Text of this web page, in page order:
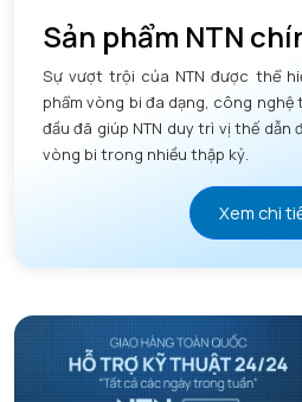
Sản phẩm NTN
Sự vượt trội của NTN được thể
phẩm vòng bi đa dạng, công
đầu đã giúp NTN duy trì vị thế
vòng bi trong nhiều thập kỷ.
Xem chi